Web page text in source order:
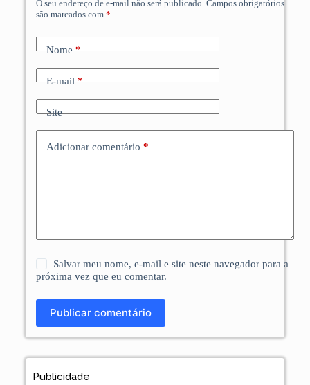
O seu endereço de e-mail não será publicado. Campos obrigatórios
são marcados com *
Nome*
E-mail*
Site
Adicionar comentário *
Salvar meu nome, e-mail e site neste navegador para a
próxima vez que eu comentar.
Publicar comentário
Publicidade